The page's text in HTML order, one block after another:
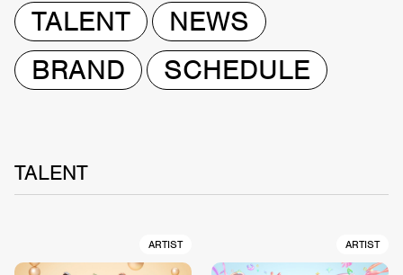
TALENT
NEWS
BRAND
SCHEDULE
TALENT
ARTIST ARTIST